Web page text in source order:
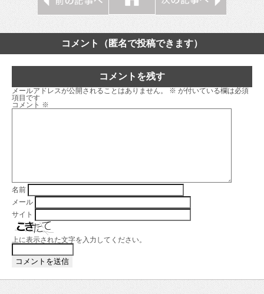
コメント（匿名で投稿できます）
コメントを残す
メールアドレスが公開されることはありません。 ※ が付いている欄は必須
項目です
コメント ※
名前
メール
サイト
上に表示された文字を入力してください。